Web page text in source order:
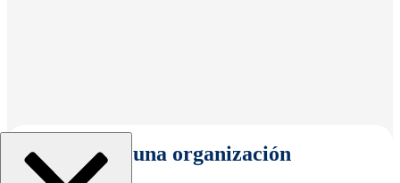
Seleccionar una organización